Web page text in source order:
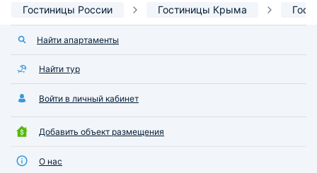
Гостиницы России Гостиницы Крыма
Найти апартаменты
Найти тур
Войти в личный кабинет
Добавить объект размещения
О нас